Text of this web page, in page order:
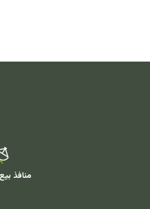
منافذ